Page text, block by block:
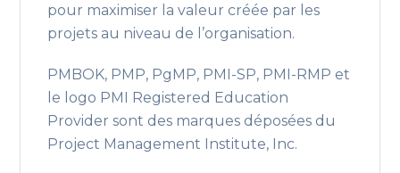
pour maximiser la valeur créée par les
projets au niveau de l’organisation.
PMBOK, PMP, PgMP, PMI-SP, PMI-RMP et
le logo PMI Registered Education
Provider sont des marques déposées du
Project Management Institute, Inc.